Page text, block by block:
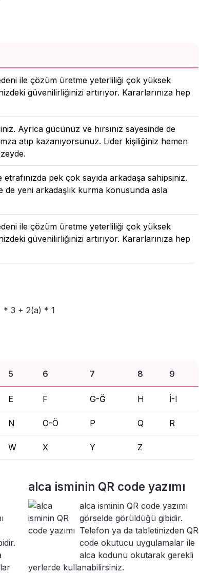
ile çözüm üretme yeterliliği çok yüksek
güvenilirliğinizi artırıyor. Kararlarınıza hep
Ayrıca gücünüz ve hırsınız sayesinde de
atıp kazanıyorsunuz. Lider kişiliğiniz hemen
pek çok sayıda arkadaşa sahipsiniz.
de yeni arkadaşlık kurma konusunda asla
ile çözüm üretme yeterliliği çok yüksek
güvenilirliğinizi artırıyor. Kararlarınıza hep
* 3 + 2(a) * 1
5 6 7 8 9
E F G-Ğ H İ-I
N O-Ö P Q R
W X Y Z
alca isminin QR code yazımı
alca isminin QR code yazımı
görselde görüldüğü gibidir.
Telefon ya da tabletinizden QR
code okutucu uygulamalar ile
alca kodunu okutarak gerekli
yerlerde kullanabilirsiniz.